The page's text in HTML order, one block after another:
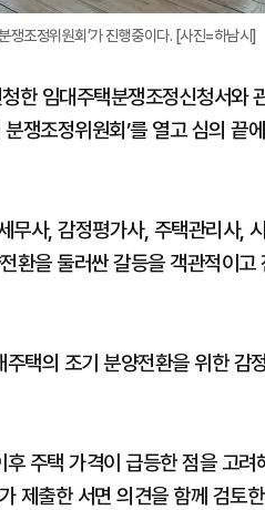
조정위원회’가 진행중이다. [사진=하남시]
한 임대주택분쟁조정신청서와
쟁조정위원회’를 열고 심의 끝
무사, 감정평가사, 주택관리사,
환을 둘러싼 갈등을 객관적이고
택의 조기 분양전환을 위한 감
주택 가격이 급등한 점을 고려
제출한 서면 의견을 함께 검토